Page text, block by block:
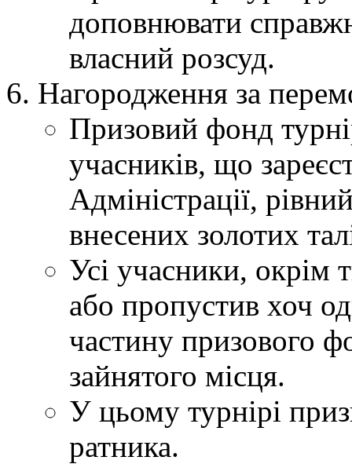
доповнювати
власний розсуд.
Нагородження за
Призовий фонд
учасників, що
Адміністрації,
внесених золотих
Усі учасники, окрім
або пропустив хоч
частину призового
зайнятого місця.
У цьому турнірі
ратника.